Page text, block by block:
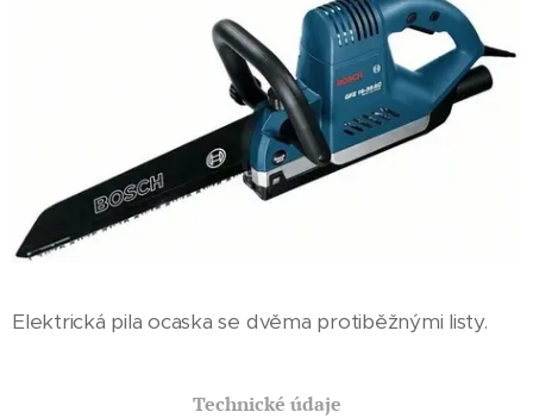
Elektrická pila ocaska se dvěma protiběžnými listy.
Technické údaje